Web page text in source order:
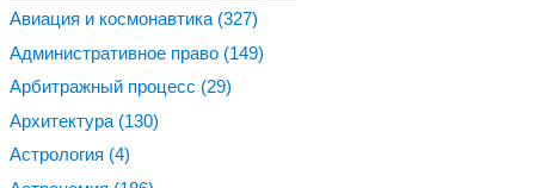
Авиация и космонавтика (327)
Административное право (149)
Арбитражный процесс (29)
Архитектура (130)
Астрология (4)